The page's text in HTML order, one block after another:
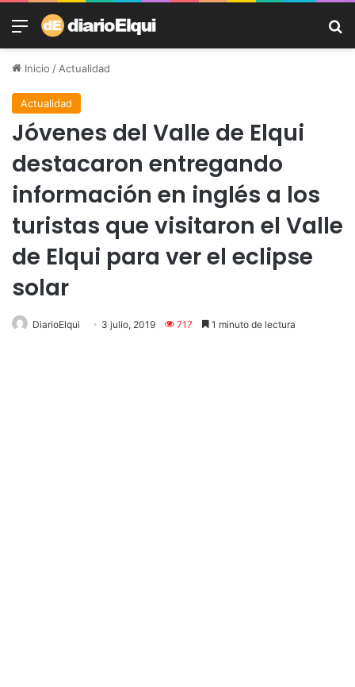
Menú
Inicio /Actualidad
Actualidad
Jóvenes del Valle de Elqui
destacaron entregando
información en inglés a los
turistas que visitaron el Valle
de Elqui para ver el eclipse
solar
DiarioElqui 3 julio, 2019 717 1 minuto de lectura